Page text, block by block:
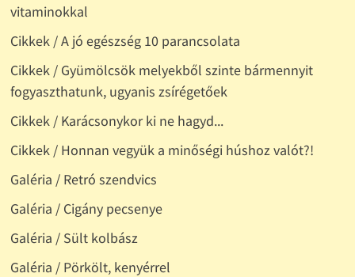
vitaminokkal
Cikkek / A jó egészség 10 parancsolata
Cikkek / Gyümölcsök melyekből szinte bármennyit
fogyaszthatunk, ugyanis zsírégetőek
Cikkek / Karácsonykor ki ne hagyd...
Cikkek / Honnan vegyük a minőségi húshoz valót?!
Galéria / Retró szendvics
Galéria / Cigány pecsenye
Galéria / Sült kolbász
Galéria / Pörkölt, kenyérrel